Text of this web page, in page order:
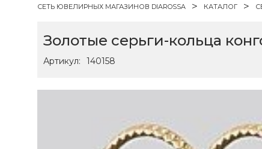
СЕТЬ ЮВЕЛИРНЫХ МАГАЗИНОВ DIAROSSA КАТАЛОГ
Золотые серьги-кольца
Артикул: 140158